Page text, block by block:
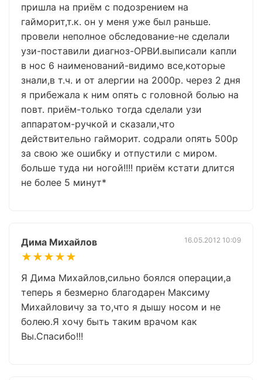
пришла на приём с подозрением на
гайморит,т.к. он у меня уже был раньше.
провели неполное обследование-не сделали
узи-поставили диагноз-ОРВИ.выписали капли
в нос 6 наименований-видимо все,которые
знали,в т.ч. и от алергии на 2000р. через 2 дня
я прибежала к ним опять с головной болью на
повт. приём-только тогда сделали узи
аппаратом-ручкой и сказали,что
действительно гайморит. содрали опять 500р
за свою же ошибку и отпустили с миром.
больше туда ни ногой!!!! приём кстати длится
не более 5 минут*
Дима Михайлов
★★★★★
16.05.2012 10:09
Я Дима Михайлов,сильно боялся операции,а
теперь я безмерно благодарен Максиму
Михайловичу за то,что я дышу носом и не
болею.Я хочу быть таким врачом как
Вы.Спасибо!!!